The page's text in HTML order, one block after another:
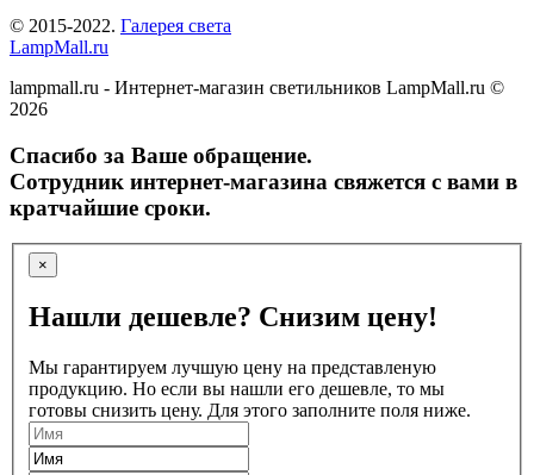
© 2015-2022. Галерея света
LampMall.ru
lampmall.ru - Интернет-магазин светильников LampMall.ru ©
2026
Спасибо за Ваше обращение.
Сотрудник интернет-магазина свяжется с вами в
кратчайшие сроки.
×
Нашли дешевле? Снизим цену!
Мы гарантируем лучшую цену на представленую
продукцию. Но если вы нашли его дешевле, то мы
готовы снизить цену. Для этого заполните поля ниже.